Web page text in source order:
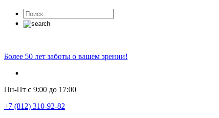
Более 50 лет заботы о вашем зрении!
Пн-Пт с 9:00 до 17:00
+7 (812) 310-92-82